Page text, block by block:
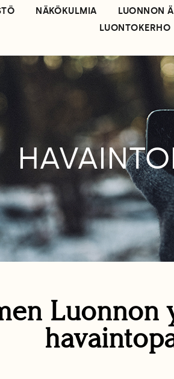
NÄKÖKULMIA LUONNON
LUONTOKERHO
Luonnon